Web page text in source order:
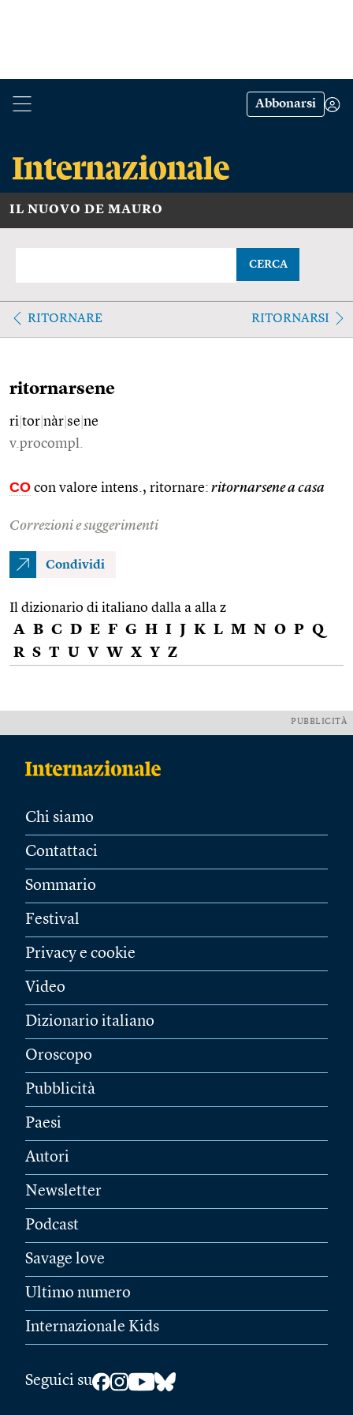
Abbonarsi
IL NUOVO DE MAURO
CERCA
RITORNARE RITORNARSI
ritornarsene
ri tor nàr se ne
v.procompl.
CO con valore intens., ritornare: ritornarsene a casa
Correzioni e suggerimenti
Condividi
Il dizionario di italiano dalla a alla z
A B C D E F G H I J K L M N O P Q
R S T U V W X Y Z
PUBBLICITÀ
Chi siamo
Contattaci
Sommario
Festival
Privacy e cookie
Video
Dizionario italiano
Oroscopo
Pubblicità
Paesi
Autori
Newsletter
Podcast
Savage love
Ultimo numero
Internazionale Kids
Seguici su